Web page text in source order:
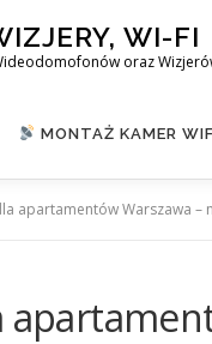
WI-FI
oraz
MONTAŻ KAMER
apartamentów Warszawa